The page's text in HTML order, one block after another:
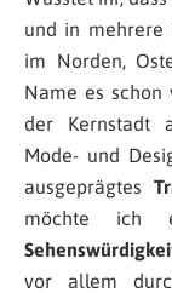
und in mehrere
im Norden,
Name es
der Kernstadt
Mode- und
ausgeprägtes
möchte ich
vor allem